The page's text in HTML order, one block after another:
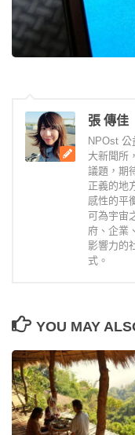
張 傳佳
NPOst 公
大新聞所
議題，期
正義的地
感性的平
可為宇宙
府、企業
影響力的
式。
YOU MAY